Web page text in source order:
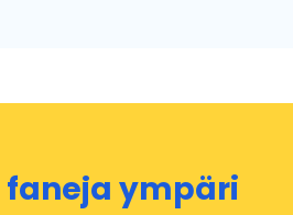
faneja ympäri